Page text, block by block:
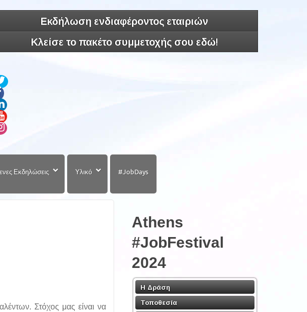
Εκδήλωση ενδιαφέροντος εταιριών
Κλείσε το πακέτο συμμετοχής σου εδώ!
Εκδηλώσεις Υλικό #JobDays
Στόχος μας είναι να
Athens
#JobFestival
2024
Η Δράση
Τοποθεσία